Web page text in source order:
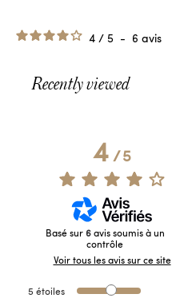
4 / 5 - 6 avis
Recently viewed
4/5
Basé sur6 avis soumis à un
contrôle
Voir tous les avis sur ce site
5 étoiles